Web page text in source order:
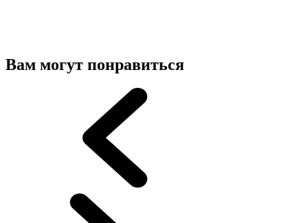
Вам могут понравиться